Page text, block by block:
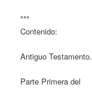
***
Contenido:
Antiguo Testamento.
Parte Primera del